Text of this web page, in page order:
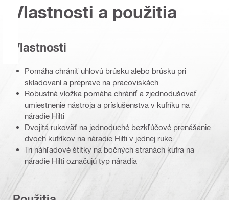
Vlastnosti a použitia
Vlastnosti
Pomáha chrániť uhlovú brúsku alebo brúsku pri
skladovaní a preprave na pracoviskách
Robustná vložka pomáha chrániť a zjednodušovať
umiestnenie nástroja a príslušenstva v kufríku na
náradie Hilti
Dvojitá rukoväť na jednoduché bezkľúčové prenášanie
dvoch kufríkov na náradie Hilti v jednej ruke.
Tri náhľadové štítky na bočných stranách kufra na
náradie Hilti označujú typ náradia